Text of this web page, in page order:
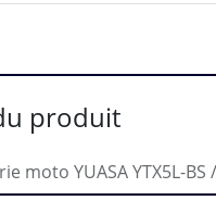
produit
moto YUASA YTX5L-